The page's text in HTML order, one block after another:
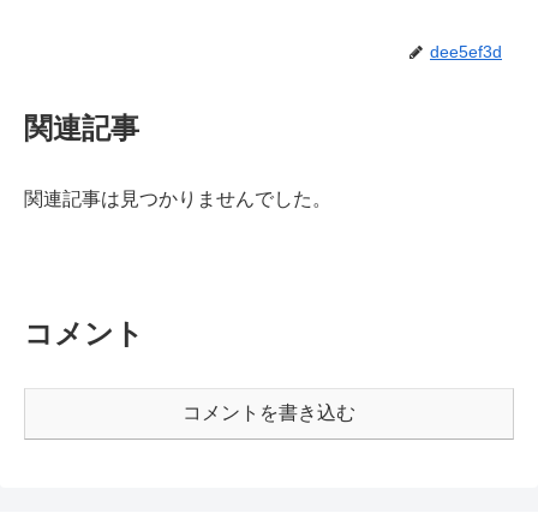
dee5ef3d
関連記事
関連記事は見つかりませんでした。
コメント
コメントを書き込む